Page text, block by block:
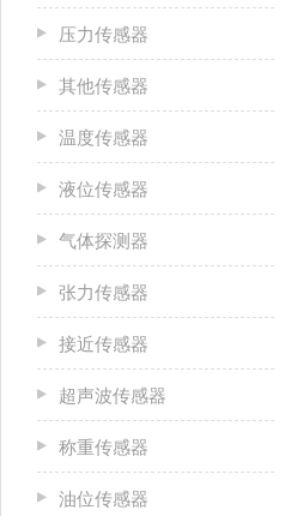
压力传感器
其他传感器
温度传感器
液位传感器
气体探测器
张力传感器
接近传感器
超声波传感器
称重传感器
油位传感器